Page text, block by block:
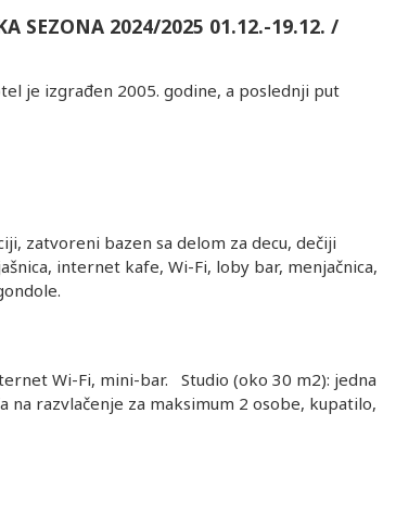
SEZONA 2024/2025 01.12.-19.12. /
je izgrađen 2005. godine, a poslednji put
zatvoreni bazen sa delom za decu, dečiji
internet kafe, Wi-Fi, loby bar, menjačnica,
Wi-Fi, mini-bar. Studio (oko 30 m2): jedna
na razvlačenje za maksimum 2 osobe, kupatilo,